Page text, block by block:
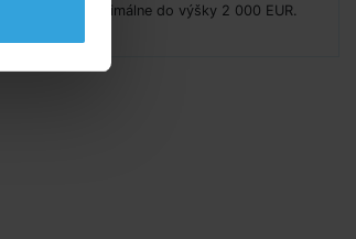
objednávky maximálne do výšky 2 000 EUR.